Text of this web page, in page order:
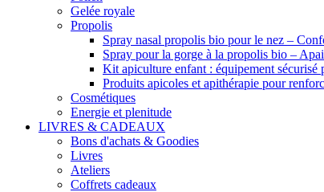
Gelée royale
Propolis
Spray nasal propolis bio pour le nez –
Spray pour la gorge à la propolis bio –
Kit apiculture enfant : équipement sécurisé
Produits apicoles et apithérapie pour
Cosmétiques
Energie et plenitude
LIVRES & CADEAUX
Bons d'achats & Goodies
Livres
Ateliers
Coffrets cadeaux